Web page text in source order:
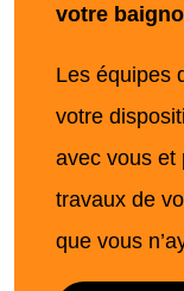
votre
Les équipes
votre
avec vous et
travaux de
que vous